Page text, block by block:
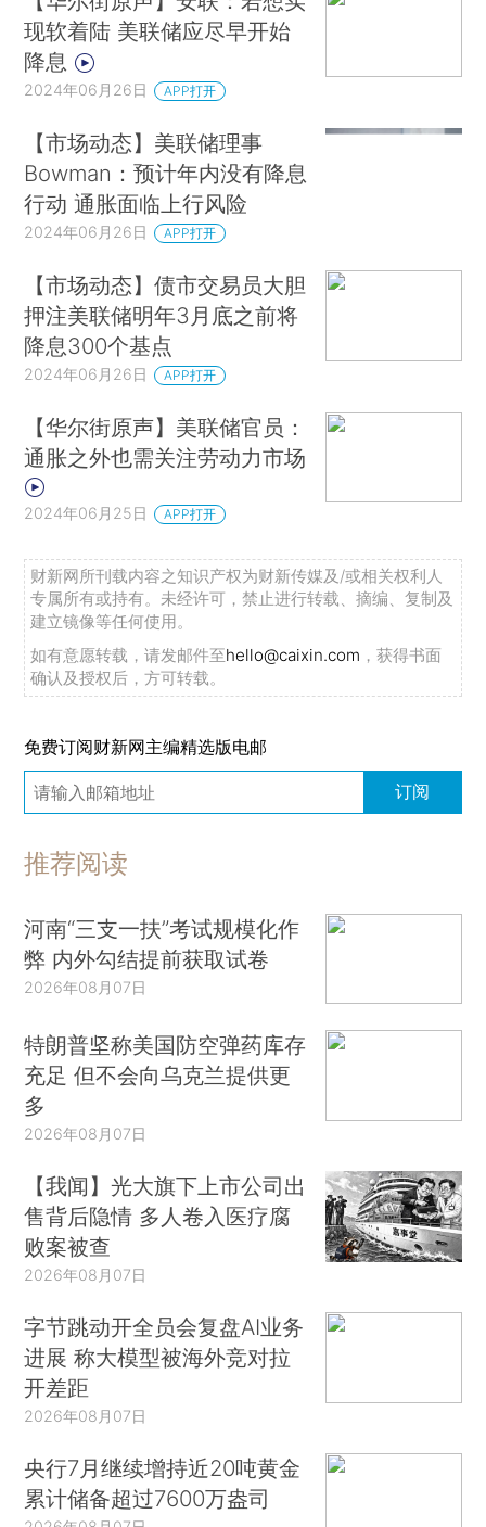
现软着陆 美联储应尽早开始
降息
2024年06月26日 APP打开
【市场动态】美联储理事
Bowman：预计年内没有降息
行动 通胀面临上行风险
2024年06月26日 APP打开
【市场动态】债市交易员大胆
押注美联储明年3月底之前将
降息300个基点
2024年06月26日 APP打开
【华尔街原声】美联储官员：
通胀之外也需关注劳动力市场
2024年06月25日 APP打开
财新网所刊载内容之知识产权为财新传媒及/或相关权利人
专属所有或持有。未经许可，禁止进行转载、摘编、复制及
建立镜像等任何使用。
如有意愿转载，请发邮件至hello@caixin.com ，获得书面
确认及授权后，方可转载。
免费订阅财新网主编精选版电邮
订阅
推荐阅读
河南“三支一扶”考试规模化作
弊 内外勾结提前获取试卷
2026年08月07日
特朗普坚称美国防空弹药库存
充足 但不会向乌克兰提供更
多
2026年08月07日
【我闻】光大旗下上市公司出
售背后隐情 多人卷入医疗腐
败案被查
2026年08月07日
字节跳动开全员会复盘AI业务
进展 称大模型被海外竞对拉
开差距
2026年08月07日
央行7月继续增持近20吨黄金
累计储备超过7600万盎司